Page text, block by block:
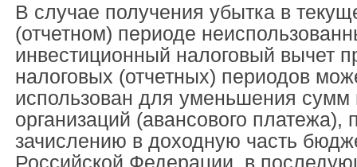
В случае получения убытка в
(отчетном) периоде
инвестиционный налоговый вычет
налоговых (отчетных) периодов
использован для уменьшения сумм
организаций (авансового
зачислению в доходную часть
Российской Федерации, в